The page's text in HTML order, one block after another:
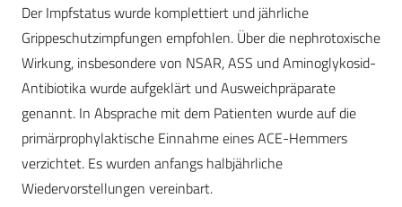
Der Impfstatus wurde komplettiert und jährliche
Grippeschutzimpfungen empfohlen. Über die nephrotoxische
Wirkung, insbesondere von NSAR, ASS und Aminoglykosid-
Antibiotika wurde aufgeklärt und Ausweichpräparate
genannt. In Absprache mit dem Patienten wurde auf die
primärprophylaktische Einnahme eines ACE-Hemmers
verzichtet. Es wurden anfangs halbjährliche
Wiedervorstellungen vereinbart.